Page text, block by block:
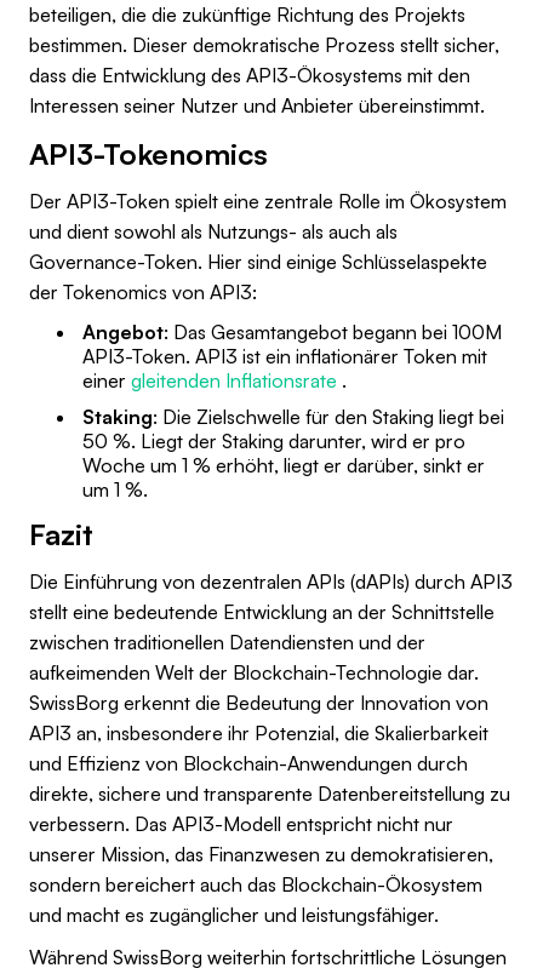
beteiligen, die die zukünftige Richtung des Projekts
bestimmen. Dieser demokratische Prozess stellt sicher,
dass die Entwicklung des API3-Ökosystems mit den
Interessen seiner Nutzer und Anbieter übereinstimmt.
API3-Tokenomics
Der API3-Token spielt eine zentrale Rolle im Ökosystem
und dient sowohl als Nutzungs- als auch als
Governance-Token. Hier sind einige Schlüsselaspekte
der Tokenomics von API3:
Angebot: Das Gesamtangebot begann bei 100M
API3-Token. API3 ist ein inflationärer Token mit
einer gleitenden Inflationsrate .
Staking: Die Zielschwelle für den Staking liegt bei
50 %. Liegt der Staking darunter, wird er pro
Woche um 1 % erhöht, liegt er darüber, sinkt er
um 1 %.
Fazit
Die Einführung von dezentralen APIs (dAPIs) durch API3
stellt eine bedeutende Entwicklung an der Schnittstelle
zwischen traditionellen Datendiensten und der
aufkeimenden Welt der Blockchain-Technologie dar.
SwissBorg erkennt die Bedeutung der Innovation von
API3 an, insbesondere ihr Potenzial, die Skalierbarkeit
und Effizienz von Blockchain-Anwendungen durch
direkte, sichere und transparente Datenbereitstellung zu
verbessern. Das API3-Modell entspricht nicht nur
unserer Mission, das Finanzwesen zu demokratisieren,
sondern bereichert auch das Blockchain-Ökosystem
und macht es zugänglicher und leistungsfähiger.
Während SwissBorg weiterhin fortschrittliche Lösungen